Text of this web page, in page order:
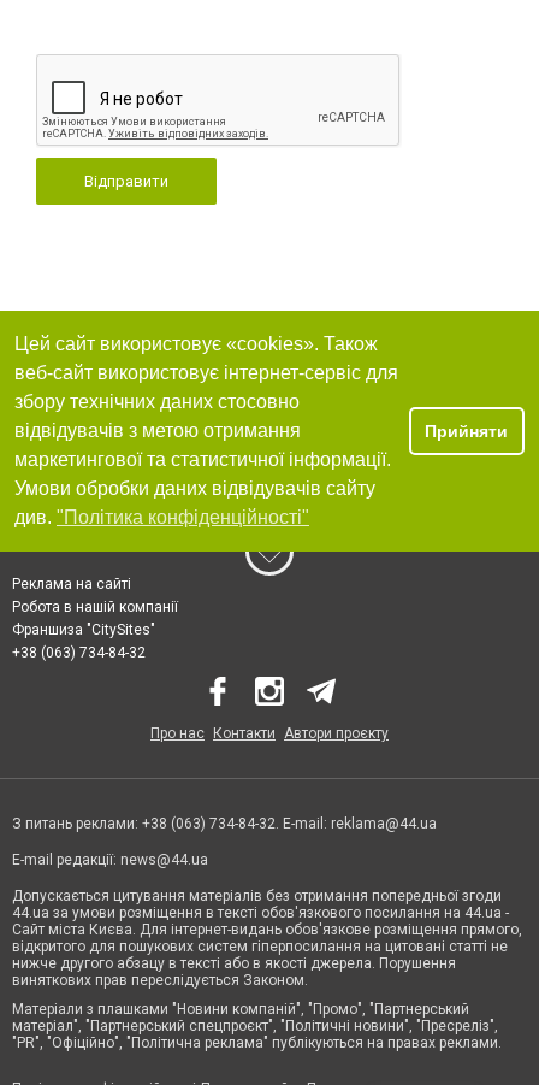
Відправити
Цей сайт використовує «cookies». Також
веб-сайт використовує інтернет-сервіс для
збору технічних даних стосовно
відвідувачів з метою отримання
маркетингової та статистичної інформації.
Умови обробки даних відвідувачів сайту
див. "Політика конфіденційності"
Прийняти
Реклама на сайті
Робота в нашій компанії
Франшиза "CitySites"
+38 (063) 734-84-32
Про нас Контакти Автори проєкту
З питань реклами: +38 (063) 734-84-32. E-mail: reklama@44.ua
E-mail редакції: news@44.ua
Допускається цитування матеріалів без отримання попередньої згоди
44.ua за умови розміщення в тексті обов'язкового посилання на 44.ua -
Сайт міста Києва. Для інтернет-видань обов'язкове розміщення прямого,
відкритого для пошукових систем гіперпосилання на цитовані статті не
нижче другого абзацу в тексті або в якості джерела. Порушення
виняткових прав переслідується Законом.
Матеріали з плашками "Новини компаній", "Промо", "Партнерський
матеріал", "Партнерський спецпроєкт", "Політичні новини", "Пресреліз",
"PR", "Офіційно", "Політична реклама" публікуються на правах реклами.